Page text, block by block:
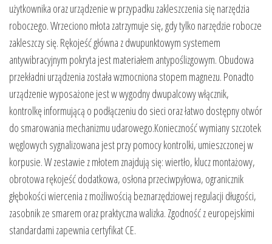
użytkownika oraz urządzenie w przypadku zakleszczenia się narzędzia
roboczego. Wrzeciono młota zatrzymuje się, gdy tylko narzędzie robocze
zakleszczy się. Rękojeść główna z dwupunktowym systemem
antywibracyjnym pokryta jest materiałem antypoślizgowym. Obudowa
przekładni urządzenia została wzmocniona stopem magnezu. Ponadto
urządzenie wyposażone jest w wygodny dwupalcowy włącznik,
kontrolkę informującą o podłączeniu do sieci oraz łatwo dostępny otwór
do smarowania mechanizmu udarowego.Konieczność wymiany szczotek
węglowych sygnalizowana jest przy pomocy kontrolki, umieszczonej w
korpusie. W zestawie z młotem znajdują się: wiertło, klucz montażowy,
obrotowa rękojeść dodatkowa, osłona przeciwpyłowa, ogranicznik
głębokości wiercenia z możliwością beznarzędziowej regulacji długości,
zasobnik ze smarem oraz praktyczna walizka. Zgodność z europejskimi
standardami zapewnia certyfikat CE.